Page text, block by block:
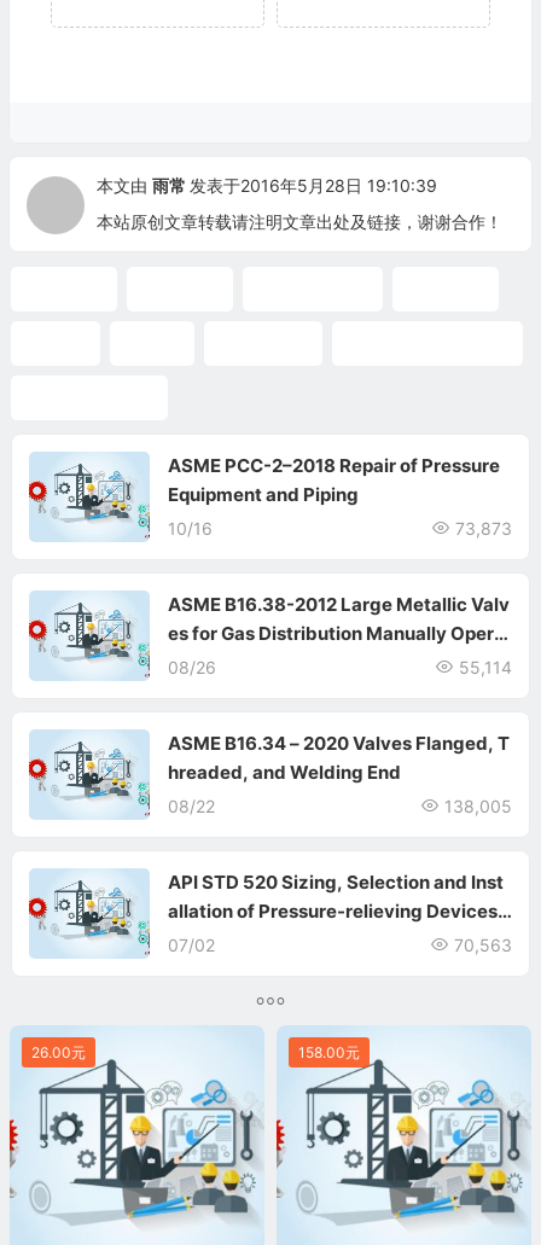
本文由 雨常 发表于2016年5月28日 19:10:39
本站原创文章转载请注明文章出处及链接，谢谢合作！
ASME PCC-2–2018 Repair of Pressure
Equipment and Piping
10/16 73,873
ASME B16.38-2012 Large Metallic Valv
es for Gas Distribution Manually Operat
ed, NPS 2½ (DN 65) to NPS 12 (DN 30
08/26 55,114
ASME B16.34 – 2020 Valves Flanged, T
hreaded, and Welding End
08/22 138,005
API STD 520 Sizing, Selection and Inst
allation of Pressure-relieving Devices
Part Il—Installation
07/02 70,563
26.00元 158.00元